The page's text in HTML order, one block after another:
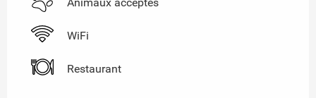
Animaux acceptés
WiFi
Restaurant